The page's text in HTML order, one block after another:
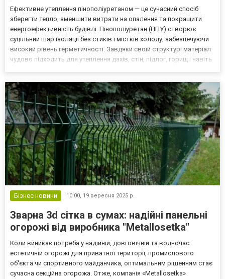
Ефективне утеплення пінополіуретаном — це сучасний спосіб
зберегти тепло, зменшити витрати на опалення та покращити
енергоефективність будівлі. Пінополіуретан (ППУ) створює
суцільний шар ізоляції без стиків і містків холоду, забезпечуючи
високий рівень герметичності. Завдяки своїй структурі матеріал
чудово підходить для утеплення дахів, стін, підлог, горищ і навіть
Бізнес новини 10:00, 19 вересня 2025 р.
Зварна 3d сітка в сумах: надійні панельні
огорожі від виробника "Metallosetka"
Коли виникає потреба у надійній, довговічній та водночас
естетичній огорожі для приватної території, промислового
об'єкта чи спортивного майданчика, оптимальним рішенням стає
сучасна секційна огорожа. Отже, компанія «Metallosetka»